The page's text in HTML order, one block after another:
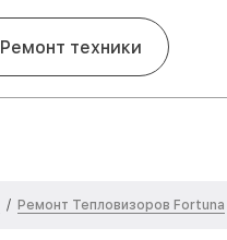
Ремонт техники
/ Ремонт Тепловизоров Fortuna